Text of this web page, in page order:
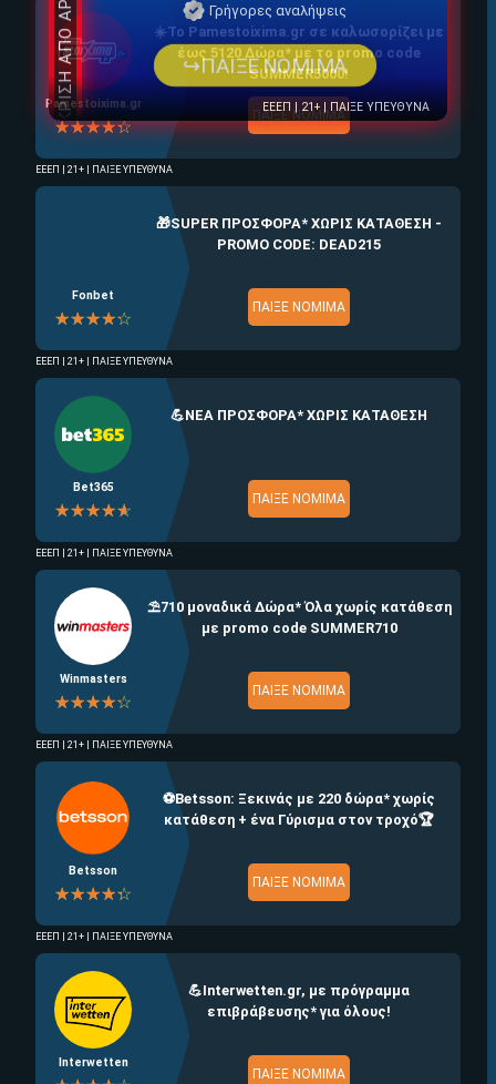
Pamestoixima.gr
☆☆☆☆☆
★★★★★
☀️To Pamestoixima.gr σε καλωσορίζει με
έως 5120 Δώρα* με το promo code
SUMMER5000!
ΠΑΙΞΕ ΝΟΜΙΜΑ
ΕΕΕΠ | 21+ | ΠΑΙΞΕ ΥΠΕΥΘΥΝΑ
Fonbet
☆☆☆☆☆
★★★★★
🎁SUPER ΠΡΟΣΦΟΡΑ* ΧΩΡΙΣ ΚΑΤΑΘΕΣΗ -
PROMO CODE: DEAD215
ΠΑΙΞΕ ΝΟΜΙΜΑ
ΕΕΕΠ | 21+ | ΠΑΙΞΕ ΥΠΕΥΘΥΝΑ
Bet365
☆☆☆☆☆
★★★★★
💪ΝΕΑ ΠΡΟΣΦΟΡΑ* ΧΩΡΙΣ ΚΑΤΑΘΕΣΗ
ΠΑΙΞΕ ΝΟΜΙΜΑ
ΕΕΕΠ | 21+ | ΠΑΙΞΕ ΥΠΕΥΘΥΝΑ
Winmasters
☆☆☆☆☆
★★★★★
⛱️710 μοναδικά Δώρα* Όλα χωρίς κατάθεση
με promo code SUMMER710
ΠΑΙΞΕ ΝΟΜΙΜΑ
ΕΕΕΠ | 21+ | ΠΑΙΞΕ ΥΠΕΥΘΥΝΑ
Betsson
☆☆☆☆☆
★★★★★
⚽Betsson: Ξεκινάς με 220 δώρα* χωρίς
κατάθεση + ένα Γύρισμα στον τροχό🏆
ΠΑΙΞΕ ΝΟΜΙΜΑ
ΕΕΕΠ | 21+ | ΠΑΙΞΕ ΥΠΕΥΘΥΝΑ
Interwetten
💪Interwetten.gr, με πρόγραμμα
επιβράβευσης* για όλους!
ΠΑΙΞΕ ΝΟΜΙΜΑ
Γρήγορες αναλήψεις
↪ΠΑΙΞΕ ΝΟΜΙΜΑ
ΕΕΕΠ | 21+ | ΠΑΙΞΕ ΥΠΕΥΘΥΝΑ